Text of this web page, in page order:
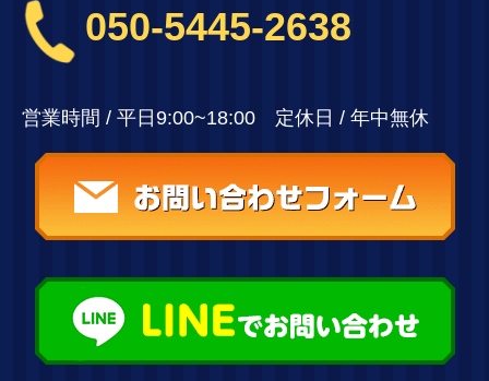
050-5445-2638
営業時間 / 平日9:00~18:00 定休日 / 年中無休